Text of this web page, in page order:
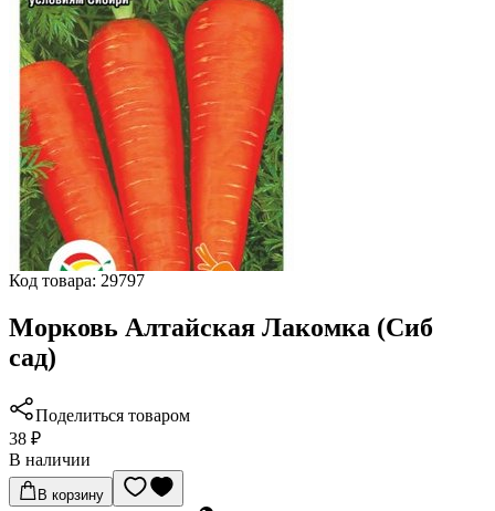
Код товара: 29797
Морковь Алтайская Лакомка (Сиб
сад)
Поделиться товаром
38 ₽
В наличии
В корзину